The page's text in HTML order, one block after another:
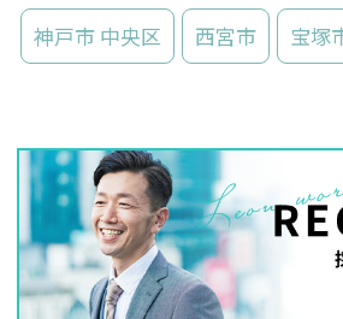
神戸市 中央区 西宮市 宝塚